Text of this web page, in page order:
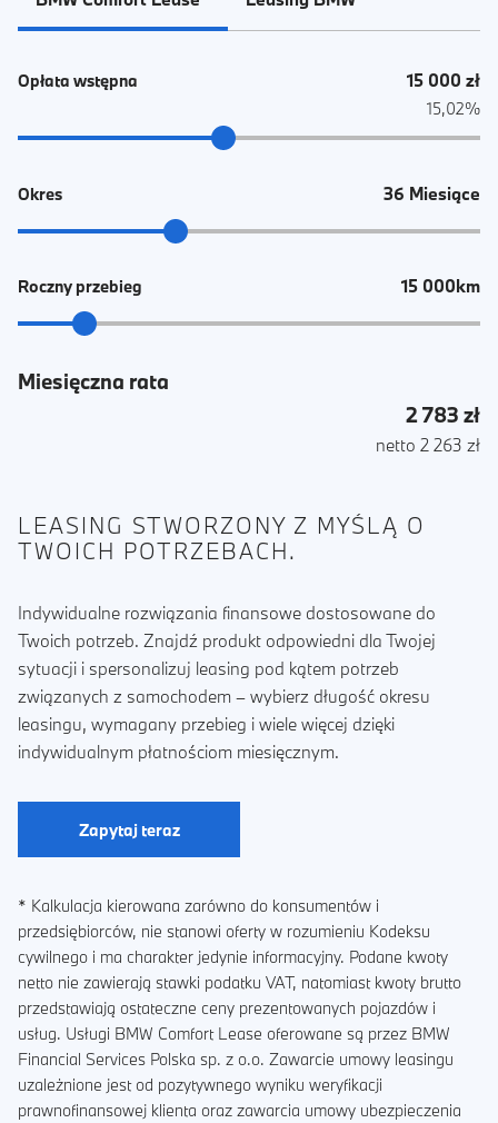
Opłata wstępna 15 000 zł
15,02%
Okres 36 Miesiące
Roczny przebieg 15 000km
Miesięczna rata
2 783 zł
netto 2 263 zł
LEASING STWORZONY Z MYŚLĄ O
TWOICH POTRZEBACH.
Indywidualne rozwiązania finansowe dostosowane do
Twoich potrzeb. Znajdź produkt odpowiedni dla Twojej
sytuacji i spersonalizuj leasing pod kątem potrzeb
związanych z samochodem – wybierz długość okresu
leasingu, wymagany przebieg i wiele więcej dzięki
indywidualnym płatnościom miesięcznym.
Zapytaj teraz
* Kalkulacja kierowana zarówno do konsumentów i
przedsiębiorców, nie stanowi oferty w rozumieniu Kodeksu
cywilnego i ma charakter jedynie informacyjny. Podane kwoty
netto nie zawierają stawki podatku VAT, natomiast kwoty brutto
przedstawiają ostateczne ceny prezentowanych pojazdów i
usług. Usługi BMW Comfort Lease oferowane są przez BMW
Financial Services Polska sp. z o.o. Zawarcie umowy leasingu
uzależnione jest od pozytywnego wyniku weryfikacji
prawnofinansowej klienta oraz zawarcia umowy ubezpieczenia